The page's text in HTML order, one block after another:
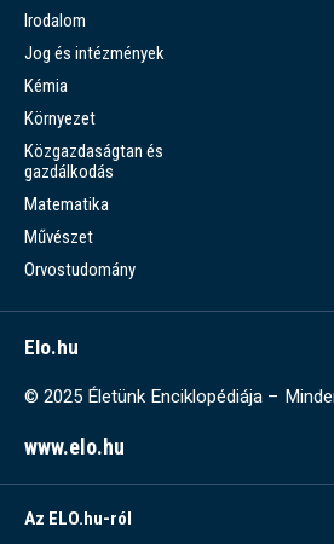
Irodalom
Jog és intézmények
Kémia
Környezet
Közgazdaságtan és
gazdálkodás
Matematika
Művészet
Orvostudomány
Elo.hu
© 2025 Életünk Enciklopédiája –
www.elo.hu
Az ELO.hu-ról